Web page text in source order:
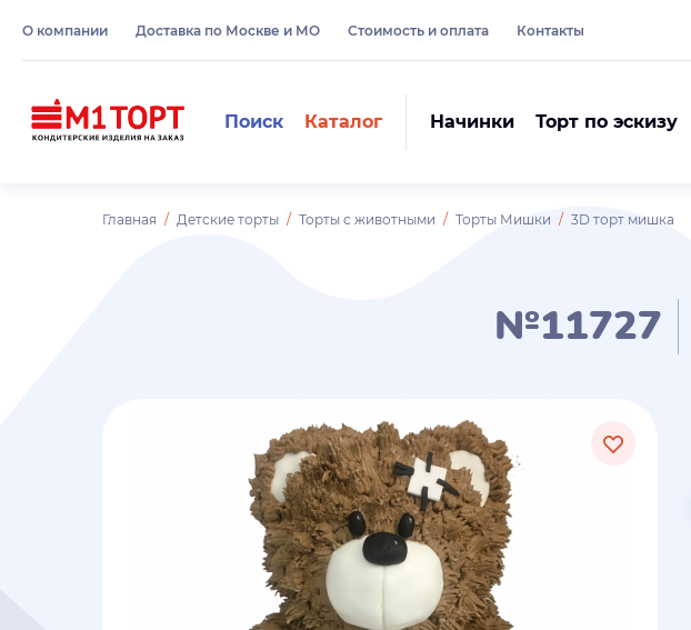
О компании Доставка по Москве и МО Стоимость и оплата Контакты
Поиск Каталог Начинки Торт по эскизу
Главная Детские торты Торты с животными Торты Мишки 3D торт мишка
№11727